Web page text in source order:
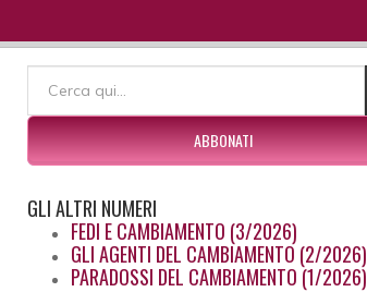
FORM DI RICERCA
ABBONATI
GLIALTRI NUMERI
FEDI E CAMBIAMENTO (3/2026)
GLI AGENTI DEL CAMBIAMENTO (2/2026)
PARADOSSI DEL CAMBIAMENTO (1/2026)